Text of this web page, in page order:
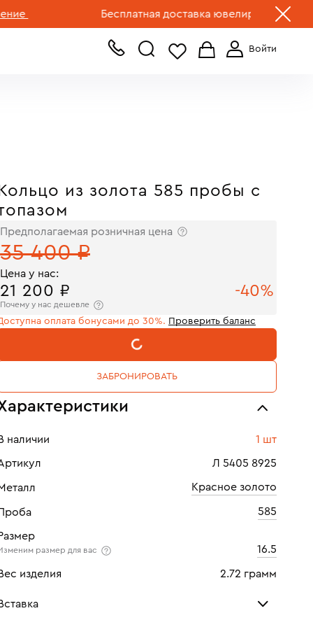
Бесплатная доставка ювелирных изделий по
+7 (499) 519-00-00
Кольцо из золота 585 пробы с
Предполагаемая розничная цена
35 400 ₽
Цена у нас:
21 200 ₽ -40%
Почему у нас дешевле
оплата бонусами до 30%. Проверить баланс
В КОРЗИНУ
ЗАБРОНИРОВАТЬ
наличии 1 шт
Л 5405 8925
Красное золото
585
размер для вас 16.5
изделия 2.72 грамм